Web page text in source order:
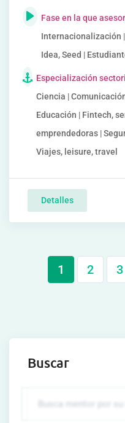
Fase en la que
Internacionalización
Idea, Seed |
Especialización
Ciencia |
Educación | Fintech,
emprendedoras |
Viajes, leisure, travel
Detalles
1 2 3
Buscar